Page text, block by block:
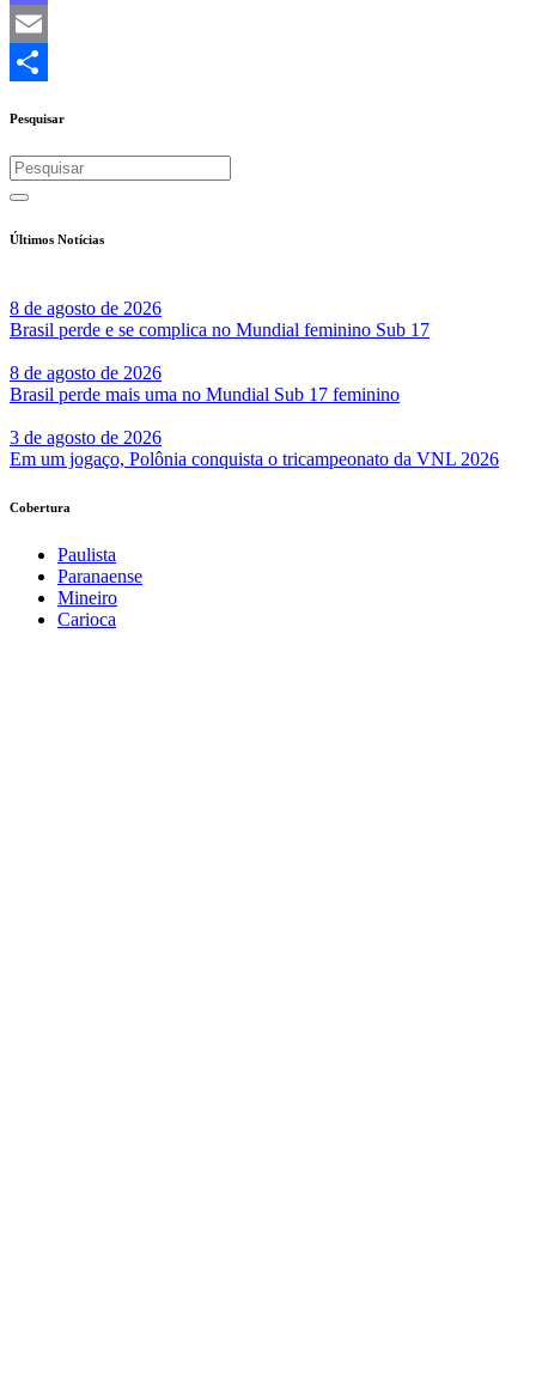
Mastodon
Email
Pesquisar
Últimos Notícias
8 de agosto de 2026
Brasil perde e se complica no Mundial feminino Sub 17
8 de agosto de 2026
Brasil perde mais uma no Mundial Sub 17 feminino
3 de agosto de 2026
Em um jogaço, Polônia conquista o tricampeonato da VNL 2026
Cobertura
Paulista
Paranaense
Mineiro
Carioca